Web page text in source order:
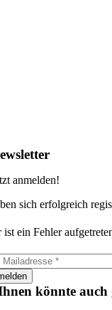
anmelden!
sich erfolgreich
ist ein Fehler
könnte auch